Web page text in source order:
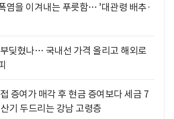
염을 이겨내는 푸릇함… '대관령 배추·
딪혔나… 국내선 가격 올리고 해외로
증여가 매각 후 현금 증여보다 세금 7
기 두드리는 강남 고령층